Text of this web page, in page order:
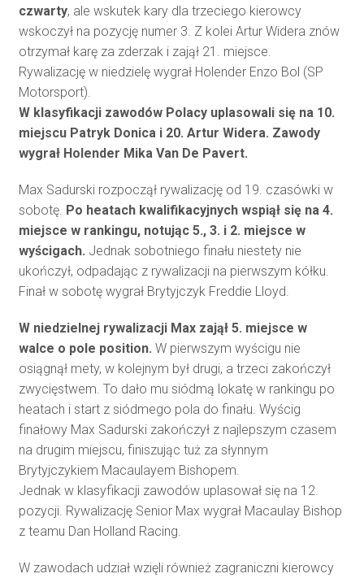
czwarty, ale wskutek kary dla trzeciego kierowcy
wskoczył na pozycję numer 3. Z kolei Artur Widera znów
otrzymał karę za zderzak i zajął 21. miejsce.
Rywalizację w niedzielę wygrał Holender Enzo Bol (SP
Motorsport).
W klasyfikacji zawodów Polacy uplasowali się na 10.
miejscu Patryk Donica i 20. Artur Widera. Zawody
wygrał Holender Mika Van De Pavert.
Max Sadurski rozpoczął rywalizację od 19. czasówki w
sobotę. Po heatach kwalifikacyjnych wspiął się na 4.
miejsce w rankingu, notując 5., 3. i 2. miejsce w
wyścigach. Jednak sobotniego finału niestety nie
ukończył, odpadając z rywalizacji na pierwszym kółku.
Finał w sobotę wygrał Brytyjczyk Freddie Lloyd.
W niedzielnej rywalizacji Max zajął 5. miejsce w
walce o pole position. W pierwszym wyścigu nie
osiągnął mety, w kolejnym był drugi, a trzeci zakończył
zwycięstwem. To dało mu siódmą lokatę w rankingu po
heatach i start z siódmego pola do finału. Wyścig
finałowy Max Sadurski zakończył z najlepszym czasem
na drugim miejscu, finiszując tuż za słynnym
Brytyjczykiem Macaulayem Bishopem.
Jednak w klasyfikacji zawodów uplasował się na 12.
pozycji. Rywalizację Senior Max wygrał Macaulay Bishop
z teamu Dan Holland Racing.
W zawodach udział wzięli również zagraniczni kierowcy